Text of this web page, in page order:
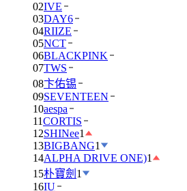
02IVE
03DAY6
04RIIZE
05NCT
06BLACKPINK
07TWS
08卞佑锡
09SEVENTEEN
10aespa
11CORTIS
12SHINee1
13BIGBANG1
14ALPHA DRIVE ONE)1
15朴寶劍 1
16IU